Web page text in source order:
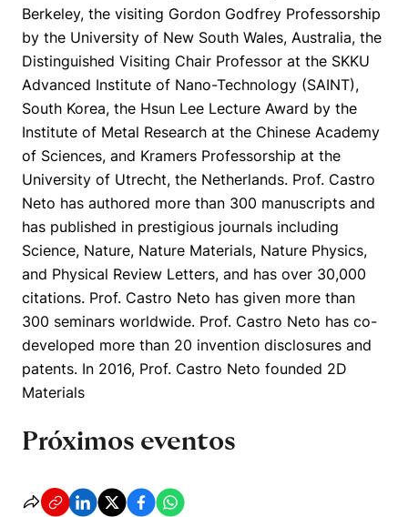
Berkeley, the visiting Gordon Godfrey Professorship
by the University of New South Wales, Australia, the
Distinguished Visiting Chair Professor at the SKKU
Advanced Institute of Nano-Technology (SAINT),
South Korea, the Hsun Lee Lecture Award by the
Institute of Metal Research at the Chinese Academy
of Sciences, and Kramers Professorship at the
University of Utrecht, the Netherlands. Prof. Castro
Neto has authored more than 300 manuscripts and
has published in prestigious journals including
Science, Nature, Nature Materials, Nature Physics,
and Physical Review Letters, and has over 30,000
citations. Prof. Castro Neto has given more than
300 seminars worldwide. Prof. Castro Neto has co-
developed more than 20 invention disclosures and
patents. In 2016, Prof. Castro Neto founded 2D
Materials
Próximos eventos
Cookies estritamente necessários
Cookies de preferências de usuário